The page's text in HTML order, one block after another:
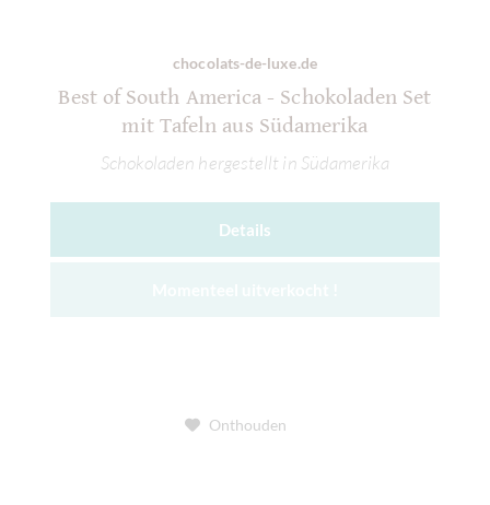
chocolats-de-luxe.de
Best of South America - Schokoladen Set
mit Tafeln aus Südamerika
Schokoladen hergestellt in Südamerika
Details
Onthouden